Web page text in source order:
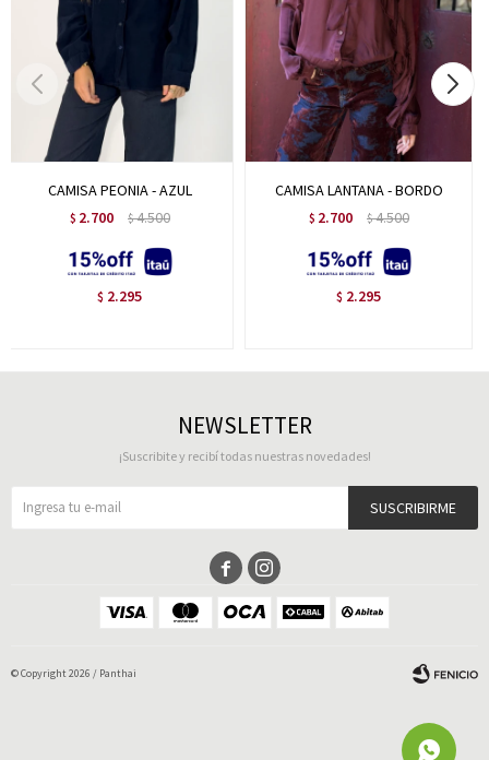
CAMISA PEONIA - AZUL
$ 2.700 $4.500
$ 2.295
CAMISA LANTANA - BORDO
$ 2.700 $4.500
$ 2.295
NEWSLETTER
¡Suscribite y recibí todas nuestras novedades!
SUSCRIBIRME
 
© Copyright 2026 / Panthai